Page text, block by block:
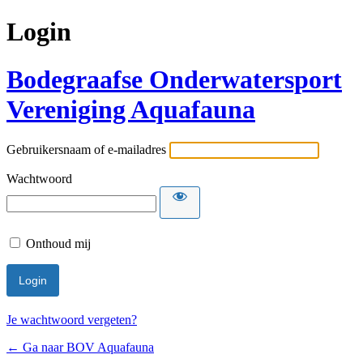
Login
Bodegraafse Onderwatersport
Vereniging Aquafauna
Gebruikersnaam of e-mailadres
Wachtwoord
Onthoud mij
Je wachtwoord vergeten?
← Ga naar BOV Aquafauna